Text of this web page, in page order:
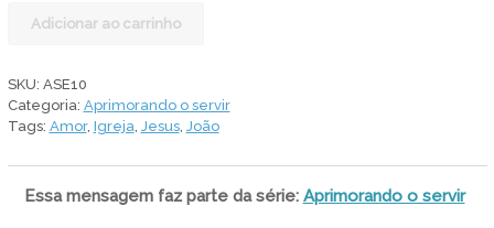
obediência
quantidade
Adicionar ao carrinho
SKU: ASE10
Categoria: Aprimorando o servir
Tags: Amor, Igreja, Jesus, João
Essa mensagem faz parte da série: Aprimorando o servir